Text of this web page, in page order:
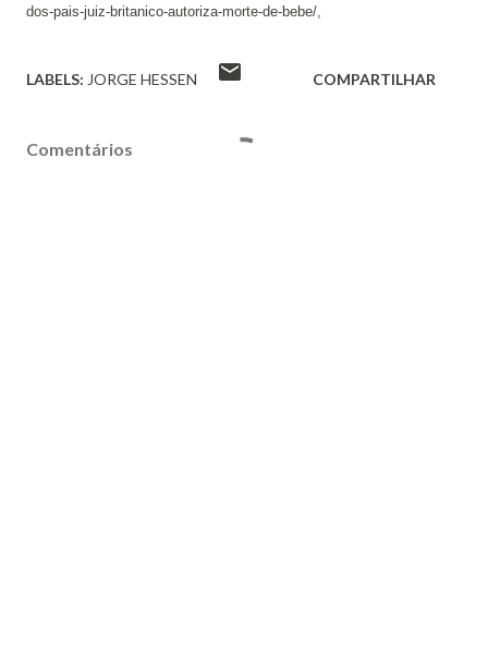
dos-pais-juiz-britanico-autoriza-morte-de-bebe/,
LABELS: JORGE HESSEN COMPARTILHAR
Comentários